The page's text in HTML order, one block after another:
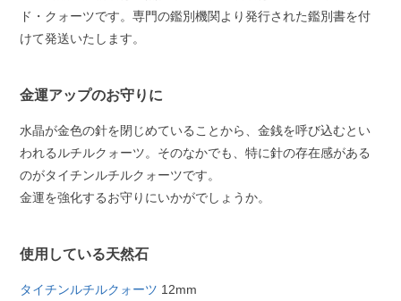
ド・クォーツです。専門の鑑別機関より発行された鑑別書を付
けて発送いたします。
金運アップのお守りに
水晶が金色の針を閉じめていることから、金銭を呼び込むとい
われるルチルクォーツ。そのなかでも、特に針の存在感がある
のがタイチンルチルクォーツです。
金運を強化するお守りにいかがでしょうか。
使用している天然石
タイチンルチルクォーツ 12mm